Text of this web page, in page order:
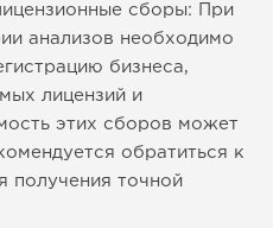
сборы: При
анализов необходимо
бизнеса,
лицензий и
этих сборов может
обратиться к
получения точной